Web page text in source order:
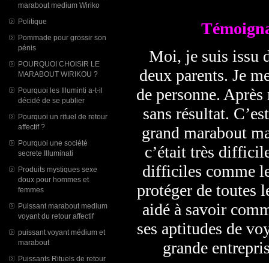
marabout medium Wiriko
Politique
Pommade pour grossir son
pénis
POURQUOI CHOISIR LE
MARABOUT WIRIKOU ?
Pourquoi les Illuminti a-t-il
décidé de se publier
Pourquoi un rituel de retour
affectif ?
Pourquoi une société
secrete Illuminati
Produits mystiques sexe
doux pour hommes et
femmes
Puissant marabout medium
voyant du retour affectif
puissant voyant médium et
marabout
Puissants Rituels de retour
Moi, je suis issu
deux parents. Je
de personne.
sans résultat.
grand marabout
c’était très
difficiles comme
protéger de toutes
aidé à savoir
ses aptitudes de
grande